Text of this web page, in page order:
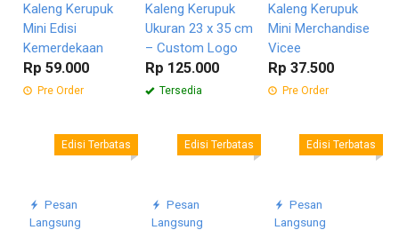
Kaleng Kerupuk
Mini Edisi
Kemerdekaan
Rp 59.000
Pre Order
Kaleng Kerupuk
Ukuran 23 x 35 cm
– Custom Logo
Rp 125.000
Tersedia
Kaleng Kerupuk
Mini Merchandise
Vicee
Rp 37.500
Pre Order
Pesan
Langsung
Edisi Terbatas
Pesan
Langsung
Edisi Terbatas
Pesan
Langsung
Edisi Terbatas